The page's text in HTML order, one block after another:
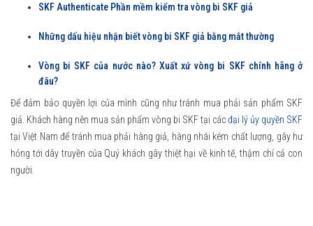
SKF Authenticate Phần mềm kiểm tra vòng bi SKF giả
Những dấu hiệu nhận biết vòng bi SKF giả bằng mắt thường
Vòng bi SKF của nước nào? Xuất xứ vòng bi SKF chính hãng ở
đâu?
Để đảm bảo quyền lợi của mình cũng như tránh mua phải sản phẩm SKF
giả. Khách hàng nên mua sản phẩm vòng bi SKF tại cácđại lý ủy quyền SKF
tại Việt Nam để tránh mua phải hàng giả, hàng nhái kém chất lượng, gây hư
hỏng tới dây truyền của Quý khách gây thiệt hại về kinh tế, thậm chí cả con
người.